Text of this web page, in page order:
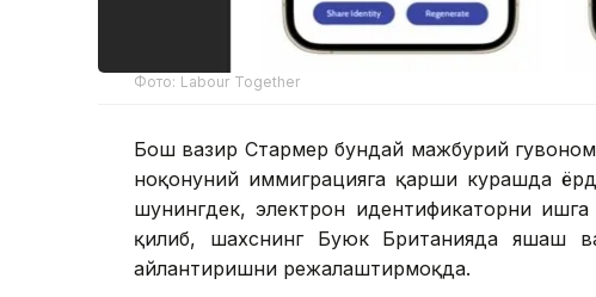
Фото: Labour Together
Бош вазир Стармер бундай мажбурий
ноқонуний иммиграцияга қарши курашда
шунингдек, электрон идентификаторни
қилиб, шахснинг Буюк Британияда яшаш
айлантиришни режалаштирмоқда.